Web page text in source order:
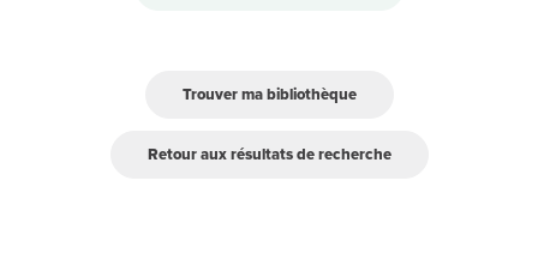
Trouver ma bibliothèque
Retour aux résultats de recherche